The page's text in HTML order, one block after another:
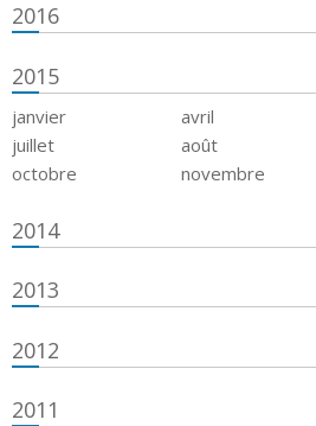
2016
2015
janvier avril
juillet
août
octobre
novembre
2014
2013
2012
2011